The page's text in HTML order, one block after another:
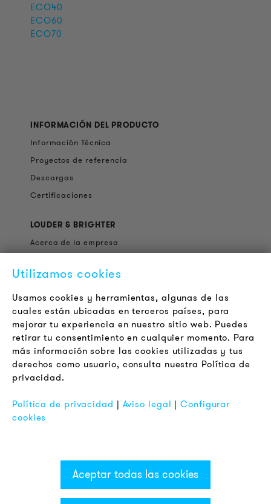
ECO40
ECO60
ECO70
INFORMACIÓN DEL PRODUCTO
Información Técnica
Proyectos de referencia
Descargas
Certificaciones
LOUDER & BRIGHTER
Acerca de la empresa
Jobs
Boletín
LEGAL
Terminos y Condiciones Generales
Aviso de Privacidad
Pie de Imprenta
Utilizamos cookies
Usamos cookies y herramientas, algunas de las
cuales están ubicadas en terceros países, para
mejorar tu experiencia en nuestro sitio web. Puedes
retirar tu consentimiento en cualquier momento. Para
más información sobre las cookies utilizadas y tus
derechos como usuario, consulta nuestra Política de
privacidad.
Política de privacidad | Aviso legal |Configurar
cookies
Aceptar todas las cookies